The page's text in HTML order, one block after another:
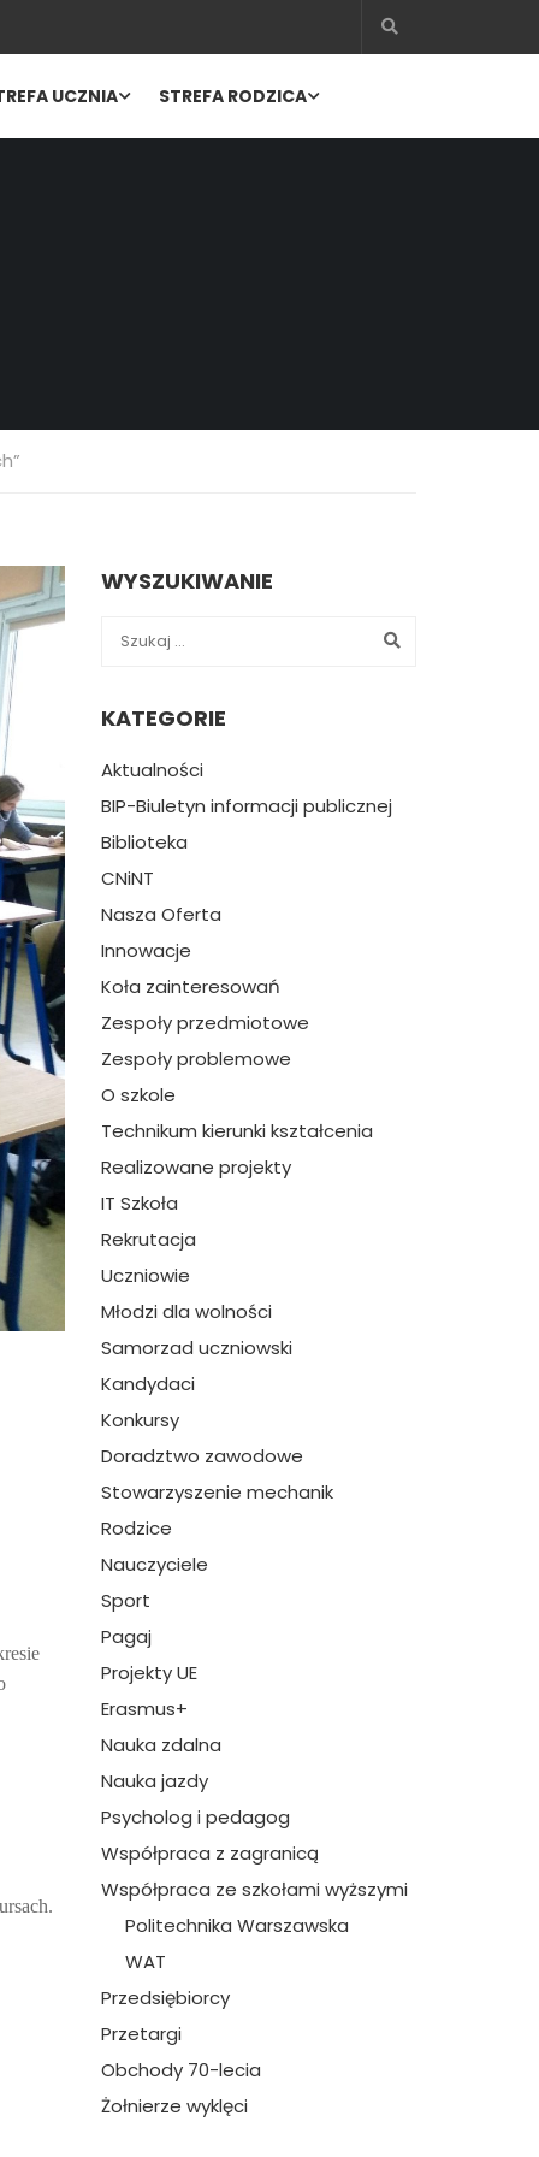
UCZNIA STREFA RODZICA
WYSZUKIWANIE
KATEGORIE
Aktualności
BIP-Biuletyn informacji publicznej
Biblioteka
CNiNT
Nasza Oferta
Innowacje
Koła zainteresowań
Zespoły przedmiotowe
Zespoły problemowe
O szkole
Technikum kierunki kształcenia
Realizowane projekty
IT Szkoła
Rekrutacja
Uczniowie
Młodzi dla wolności
Samorzad uczniowski
Kandydaci
Konkursy
Doradztwo zawodowe
Stowarzyszenie mechanik
Rodzice
Nauczyciele
Sport
Pagaj
Projekty UE
Erasmus+
Nauka zdalna
Nauka jazdy
Psycholog i pedagog
Współpraca z zagranicą
Współpraca ze szkołami wyższymi
Politechnika Warszawska
WAT
Przedsiębiorcy
Przetargi
Obchody 70-lecia
Żołnierze wyklęci